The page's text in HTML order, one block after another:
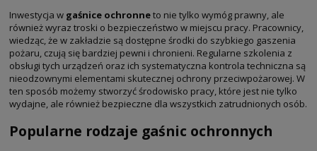
Inwestycja w gaśnice ochronneto nie tylko wymóg prawny, ale
również wyraz troski o bezpieczeństwo w miejscu pracy. Pracownicy,
wiedząc, że w zakładzie są dostępne środki do szybkiego gaszenia
pożaru, czują się bardziej pewni i chronieni. Regularne szkolenia z
obsługi tych urządzeń oraz ich systematyczna kontrola techniczna są
nieodzownymi elementami skutecznej ochrony przeciwpożarowej. W
ten sposób możemy stworzyć środowisko pracy, które jest nie tylko
wydajne, ale również bezpieczne dla wszystkich zatrudnionych osób.
Popularne rodzaje gaśnic ochronnych